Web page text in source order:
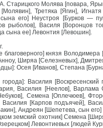
Старицкого Молява [повара,
Третяка [Ягин],
его] Неустроя [Бурков —
рыболов], Василя [Воронцов
сына ее] Левонтия [Левошин].
благоверного] князя
Ширяа [Селезневых],
Осея [Иванов], Степана
города]: Василия
Василия [Неелов],
Семена [Оплечюев],
Василия [Карпов подъячей],
Андреян [Шепетева, сын
земский охотник] Семена
Левонтиевых [людей